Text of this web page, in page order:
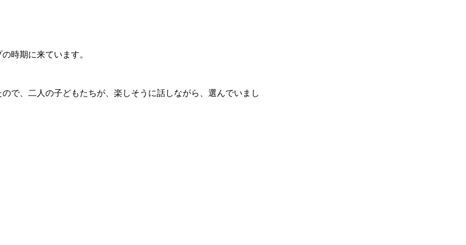
時期に来ています。
で、二人の子どもたちが、楽しそうに話しながら、選んでいまし